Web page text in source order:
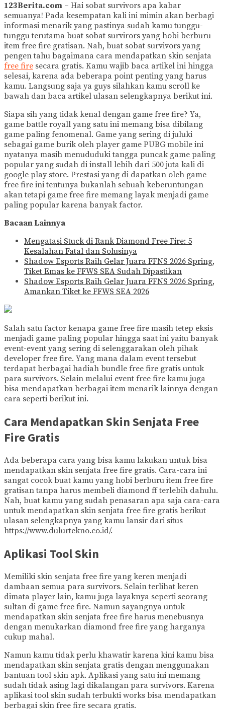
123Berita.com – Hai sobat survivors apa kabar
semuanya! Pada kesempatan kali ini mimin akan berbagi
informasi menarik yang pastinya sudah kamu tunggu-
tunggu terutama buat sobat survirors yang hobi berburu
item free fire gratisan. Nah, buat sobat survivors yang
pengen tahu bagaimana cara mendapatkan skin senjata
free fire secara gratis. Kamu wajib baca artikel ini hingga
selesai, karena ada beberapa point penting yang harus
kamu. Langsung saja ya guys silahkan kamu scroll ke
bawah dan baca artikel ulasan selengkapnya berikut ini.
Siapa sih yang tidak kenal dengan game free fire? Ya,
game battle royall yang satu ini memang bisa dibilang
game paling fenomenal. Game yang sering di juluki
sebagai game burik oleh player game PUBG mobile ini
nyatanya masih menududuki tangga puncak game paling
popular yang sudah di install lebih dari 500 juta kali di
google play store. Prestasi yang di dapatkan oleh game
free fire ini tentunya bukanlah sebuah keberuntungan
akan tetapi game free fire memang layak menjadi game
paling popular karena banyak factor.
Bacaan Lainnya
Mengatasi Stuck di Rank Diamond Free Fire: 5
Kesalahan Fatal dan Solusinya
Shadow Esports Raih Gelar Juara FFNS 2026 Spring,
Tiket Emas ke FFWS SEA Sudah Dipastikan
Shadow Esports Raih Gelar Juara FFNS 2026 Spring,
Amankan Tiket ke FFWS SEA 2026
Salah satu factor kenapa game free fire masih tetep eksis
menjadi game paling popular hingga saat ini yaitu banyak
event-event yang sering di selenggarakan oleh pihak
developer free fire. Yang mana dalam event tersebut
terdapat berbagai hadiah bundle free fire gratis untuk
para survivors. Selain melalui event free fire kamu juga
bisa mendapatkan berbagai item menarik lainnya dengan
cara seperti berikut ini.
Cara Mendapatkan Skin Senjata Free
Fire Gratis
Ada beberapa cara yang bisa kamu lakukan untuk bisa
mendapatkan skin senjata free fire gratis. Cara-cara ini
sangat cocok buat kamu yang hobi berburu item free fire
gratisan tanpa harus membeli diamond ff terlebih dahulu.
Nah, buat kamu yang sudah penasaran apa saja cara-cara
untuk mendapatkan skin senjata free fire gratis berikut
ulasan selengkapnya yang kamu lansir dari situs
https://www.dulurtekno.co.id/.
Aplikasi Tool Skin
Memiliki skin senjata free fire yang keren menjadi
dambaan semua para survivors. Selain terlihat keren
dimata player lain, kamu juga layaknya seperti seorang
sultan di game free fire. Namun sayangnya untuk
mendapatkan skin senjata free fire harus menebusnya
dengan menukarkan diamond free fire yang harganya
cukup mahal.
Namun kamu tidak perlu khawatir karena kini kamu bisa
mendapatkan skin senjata gratis dengan menggunakan
bantuan tool skin apk. Aplikasi yang satu ini memang
sudah tidak asing lagi dikalangan para survivors. Karena
aplikasi tool skin sudah terbukti works bisa mendapatkan
berbagai skin free fire secara gratis.